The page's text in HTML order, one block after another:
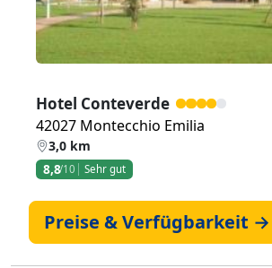
Hotel Conteverde
42027 Montecchio Emilia
3,0 km
8,8/10 Sehr gut
Preise & Verfügbarkeit →